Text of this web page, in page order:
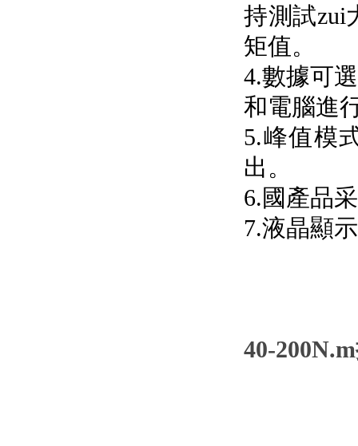
持測試zui
矩值。
4.數據可選
和電腦進行
5.峰值模式
出。
6.國產品采
7.液晶顯示
40-